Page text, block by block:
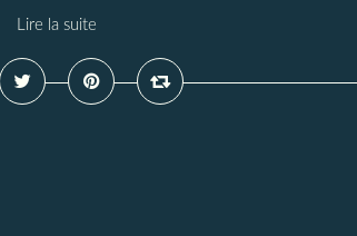
Lire la suite